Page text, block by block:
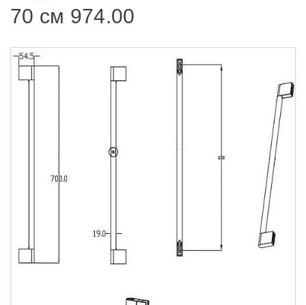
Аксессуары
Унитазы и биде
Душевые двери
Поддоны для душа
Гидромассаж для ванны
Душевые каналы
70 см 974.00